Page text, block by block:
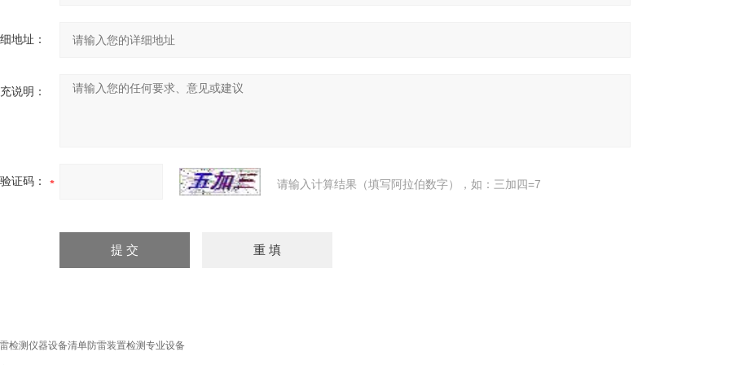
地址：
说明：
验证码： 请输入计算结果（填写阿拉伯数字），如：三加四=7
检测仪器设备清单防雷装置检测专业设备